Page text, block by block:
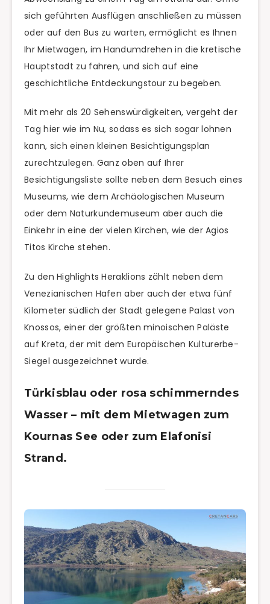
sich geführten Ausflügen anschließen zu müssen
oder auf den Bus zu warten, ermöglicht es Ihnen
Ihr Mietwagen, im Handumdrehen in die kretische
Hauptstadt zu fahren, und sich auf eine
geschichtliche Entdeckungstour zu begeben.
Mit mehr als 20 Sehenswürdigkeiten, vergeht der
Tag hier wie im Nu, sodass es sich sogar lohnen
kann, sich einen kleinen Besichtigungsplan
zurechtzulegen. Ganz oben auf Ihrer
Besichtigungsliste sollte neben dem Besuch eines
Museums, wie dem Archäologischen Museum
oder dem Naturkundemuseum aber auch die
Einkehr in eine der vielen Kirchen, wie der Agios
Titos Kirche stehen.
Zu den Highlights Heraklions zählt neben dem
Venezianischen Hafen aber auch der etwa fünf
Kilometer südlich der Stadt gelegene Palast von
Knossos, einer der größten minoischen Paläste
auf Kreta, der mit dem Europäischen Kulturerbe-
Siegel ausgezeichnet wurde.
Türkisblau oder rosa schimmerndes
Wasser – mit dem Mietwagen zum
Kournas See oder zum Elafonisi
Strand.